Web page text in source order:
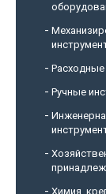
Ручные
Химия,